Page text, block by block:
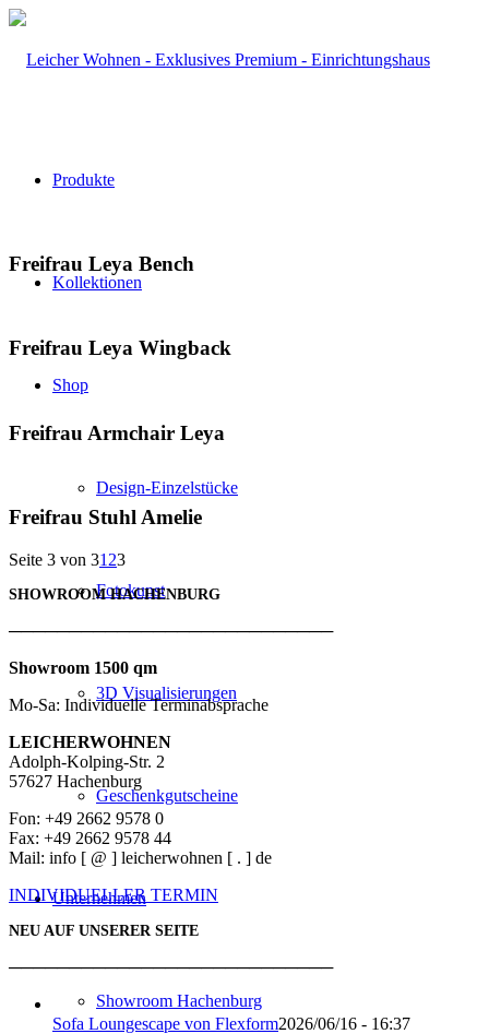
Produkte
Kollektionen
Shop
Design-Einzelstücke
Fotokunst
3D Visualisierungen
Geschenkgutscheine
Unternehmen
Showroom Hachenburg
Freifrau Leya Bench
Freifrau Leya Wingback
Freifrau Armchair Leya
Freifrau Stuhl Amelie
Seite 3 von 31 23
SHOWROOM HACHENBURG
───────────────────────────
Showroom 1500 qm
Mo-Sa: Individuelle Terminabsprache
LEICHERWOHNEN
Adolph-Kolping-Str. 2
57627 Hachenburg
Fon: +49 2662 9578 0
Fax: +49 2662 9578 44
Mail: info [ @ ] leicherwohnen [ . ] de
INDIVIDUELLER TERMIN
NEU AUF UNSERER SEITE
───────────────────────────
Sofa Loungescape von Flexform2026/06/16 - 16:37